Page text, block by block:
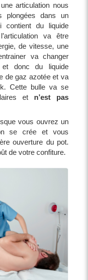
articulation nous
plongées dans un
contient du liquide
va être
de vitesse, une
va changer
et donc du liquide
de gaz azotée et va
Cette bulle va se
et n’est pas
vous ouvrez un
se crée et vous
ouverture du pot.
de votre confiture.